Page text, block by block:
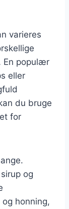
varieres
En populær
eller
du bruge
for
og
honning,